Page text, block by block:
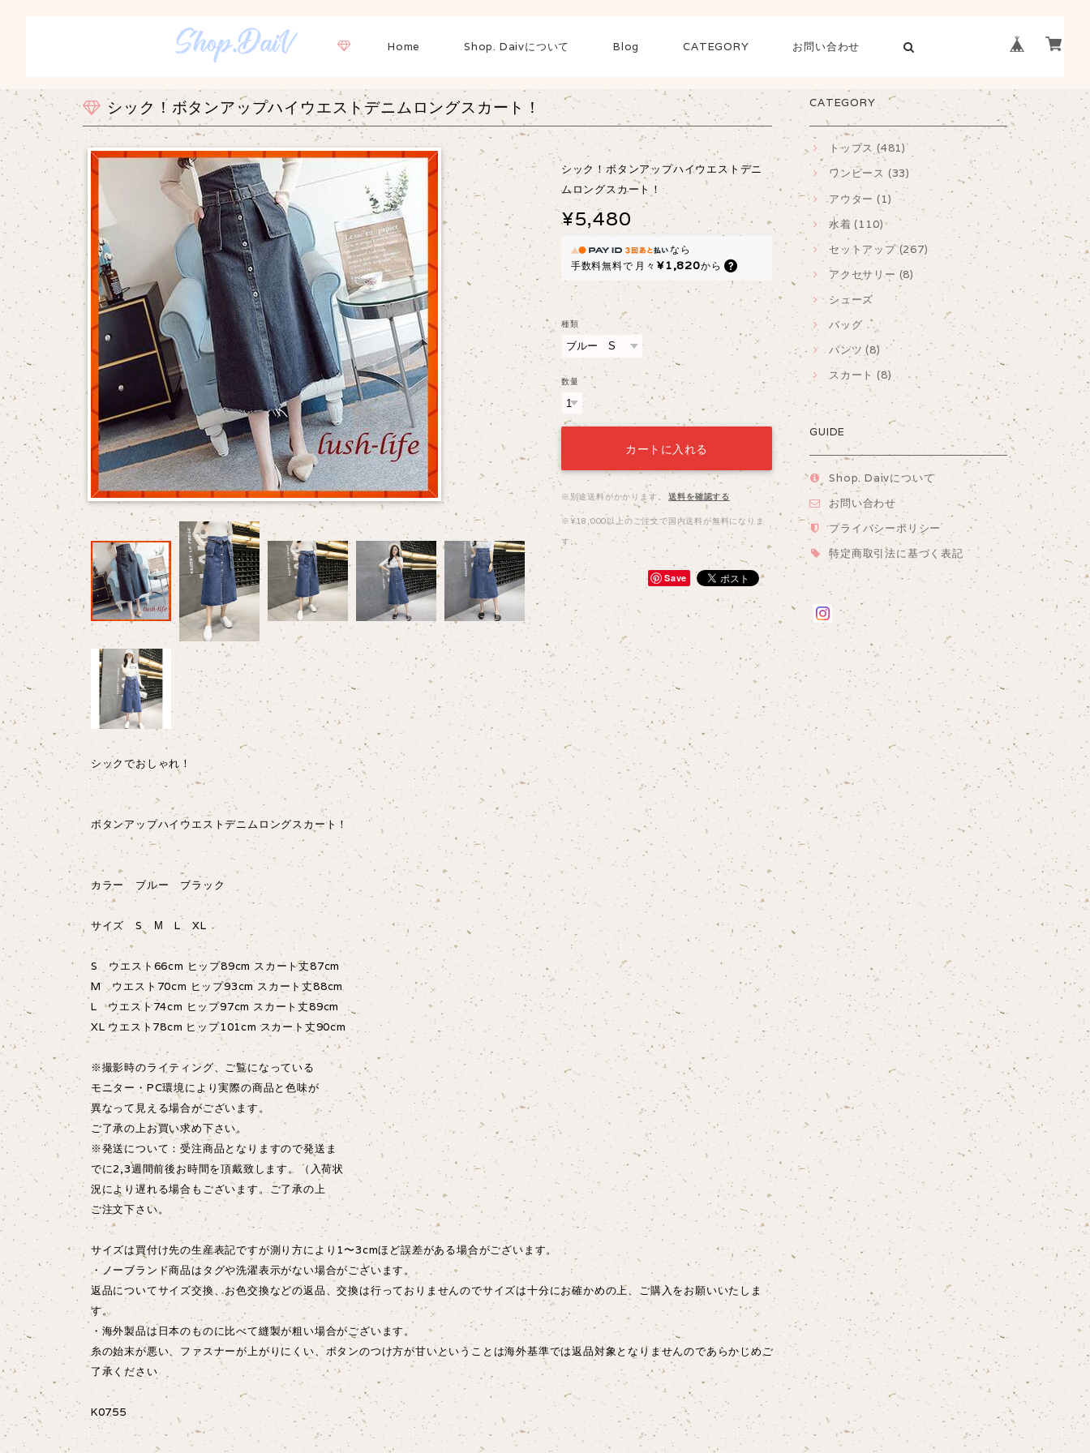
Home Shop. Daivについて Blog CATEGORY お問い合わせ
シック！ボタンアップハイウエストデニムロングスカート！
シック！ボタンアップハイウエストデニ
ムロングスカート！
¥5,480
なら
手数料無料で 月々 ¥1,820から
種類
数量
カートに入れる
※別途送料がかかります。 送料を確認する
※¥18,000以上のご注文で国内送料が無料になりま
す。
Save
シックでおしゃれ！
ボタンアップハイウエストデニムロングスカート！
カラー ブルー ブラック
サイズ S М L XL
S ウエスト66cm ヒップ89cm スカート丈87cm
M ウエスト70cm ヒップ93cm スカート丈88cm
L ウエスト74cm ヒップ97cm スカート丈89cm
XL ウエスト78cm ヒップ101cm スカート丈90cm
※撮影時のライティング、ご覧になっている
モニター・PC環境により実際の商品と色味が
異なって見える場合がございます。
ご了承の上お買い求め下さい。
※発送について：受注商品となりますので発送ま
でに2,3週間前後お時間を頂戴致します。（入荷状
況により遅れる場合もございます。ご了承の上
ご注文下さい。
サイズは買付け先の生産表記ですが測り方により1〜3cmほど誤差がある場合がございます。
・ノーブランド商品はタグや洗濯表示がない場合がございます。
返品についてサイズ交換、お色交換などの返品、交換は行っておりませんのでサイズは十分にお確かめの上、ご購入をお願いいたしま
す。
・海外製品は日本のものに比べて縫製が粗い場合がございます。
糸の始末が悪い、ファスナーが上がりにくい、ボタンのつけ方が甘いということは海外基準では返品対象となりませんのであらかじめご
了承ください
K0755
CATEGORY
トップス (481)
ワンピース (33)
アウター (1)
水着 (110)
セットアップ (267)
アクセサリー (8)
シューズ
バッグ
パンツ (8)
スカート (8)
GUIDE
Shop. Daivについて
お問い合わせ
プライバシーポリシー
特定商取引法に基づく表記